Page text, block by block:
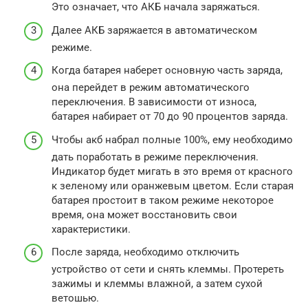
Это означает, что АКБ начала заряжаться.
Далее АКБ заряжается в автоматическом
режиме.
Когда батарея наберет основную часть заряда,
она перейдет в режим автоматического
переключения. В зависимости от износа,
батарея набирает от 70 до 90 процентов заряда.
Чтобы акб набрал полные 100%, ему необходимо
дать поработать в режиме переключения.
Индикатор будет мигать в это время от красного
к зеленому или оранжевым цветом. Если старая
батарея простоит в таком режиме некоторое
время, она может восстановить свои
характеристики.
После заряда, необходимо отключить
устройство от сети и снять клеммы. Протереть
зажимы и клеммы влажной, а затем сухой
ветошью.